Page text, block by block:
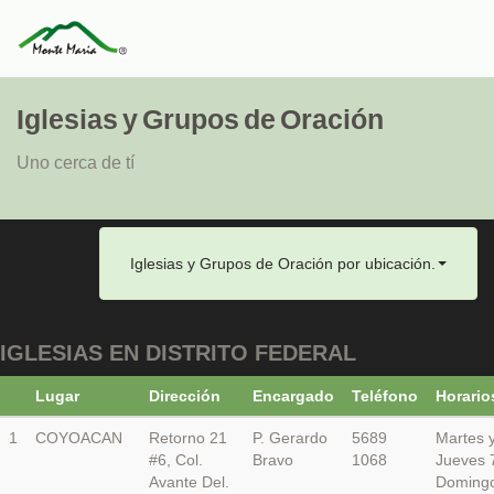
Iglesias y Grupos de Oración
Uno cerca de tí
Iglesias y Grupos de Oración por ubicación.
IGLESIAS EN DISTRITO FEDERAL
Lugar Dirección Encargado Teléfono
1 COYOACAN
Retorno 21
#6, Col.
Avante Del.
P. Gerardo
Bravo
5689
1068
Martes
Jueves